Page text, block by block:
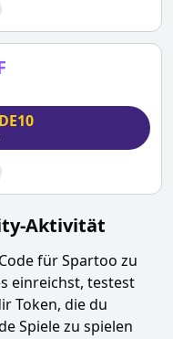
Aktivität
fürSpartoo zu
einreichst, testest
Token, die du
Spiele zu spielen